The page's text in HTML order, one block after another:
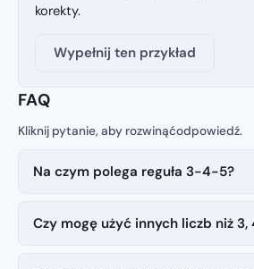
korekty.
Wypełnij ten przykład
FAQ
Na czym polega reguła 3-4-5?
Czy mogę użyć innych liczb niż 3,